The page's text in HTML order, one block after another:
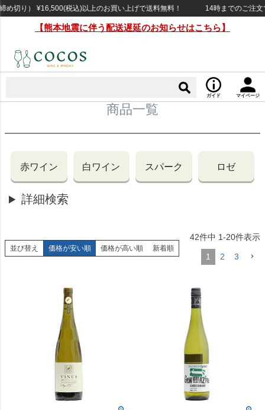
切り） ¥16,500(税込)以上のお買い上げで送料無料！ 14時までのご注文
【熊本地震に伴う配送遅延のお知らせはこちら】
ガイド マイページ
商品一覧
赤ワイン 白ワイン スパーク ロゼ
詳細検索
並び替え 価格が安い順 価格が高い順 新着順
42件中 1-20件表示
1 2 3